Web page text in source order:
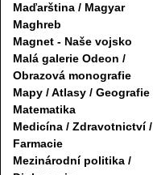
Maďarština / Magyar
Maghreb
Magnet - Naše vojsko
Malá galerie Odeon /
Obrazová monografie
Mapy / Atlasy / Geografie
Matematika
Medicína / Zdravotnictví /
Farmacie
Mezinárodní politika /